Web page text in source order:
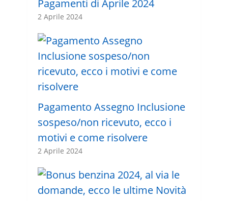
Pagamenti di Aprile 2024
2 Aprile 2024
Pagamento Assegno Inclusione
sospeso/non ricevuto, ecco i
motivi e come risolvere
2 Aprile 2024